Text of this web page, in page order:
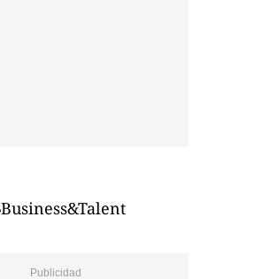
Business&Talent